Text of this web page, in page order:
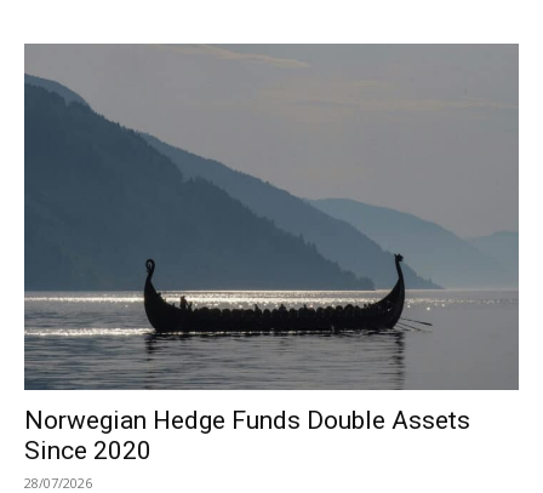
Norwegian Hedge Funds Double Assets
Since 2020
28/07/2026